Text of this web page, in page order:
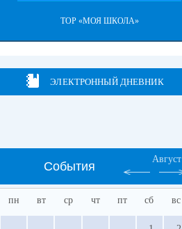
ТОР «МОЯ ШКОЛА»
ЭЛЕКТРОННЫЙ ДНЕВНИК
События
Август
пн вт ср чт пт сб вс